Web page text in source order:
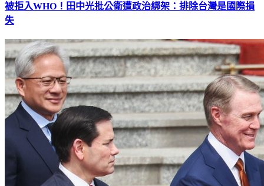
被拒入WHO！田中光批公衛遭政治綁架：排除台灣是國際損
失